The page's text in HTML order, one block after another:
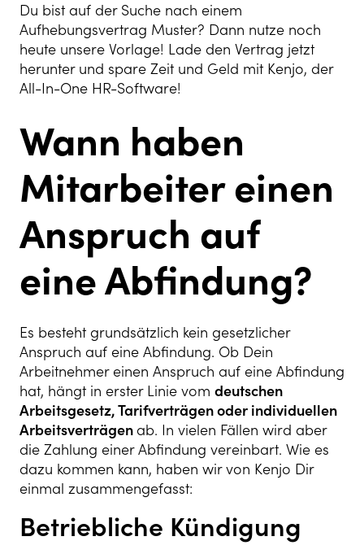
Du bist auf der Suche nach einem
Aufhebungsvertrag Muster? Dann nutze noch
heute unsere Vorlage! Lade den Vertrag jetzt
herunter und spare Zeit und Geld mit Kenjo, der
All-In-One HR-Software!
Wann haben
Mitarbeiter einen
Anspruch auf
eine Abfindung?
Es besteht grundsätzlich kein gesetzlicher
Anspruch auf eine Abfindung. Ob Dein
Arbeitnehmer einen Anspruch auf eine Abfindung
hat, hängt in erster Linie vom deutschen
Arbeitsgesetz, Tarifverträgen oder individuellen
Arbeitsverträgenab. In vielen Fällen wird aber
die Zahlung einer Abfindung vereinbart. Wie es
dazu kommen kann, haben wir von Kenjo Dir
einmal zusammengefasst:
Betriebliche Kündigung